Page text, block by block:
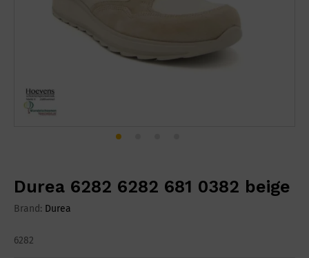
Durea 6282 6282 681 0382 beige
Brand: Durea
6282